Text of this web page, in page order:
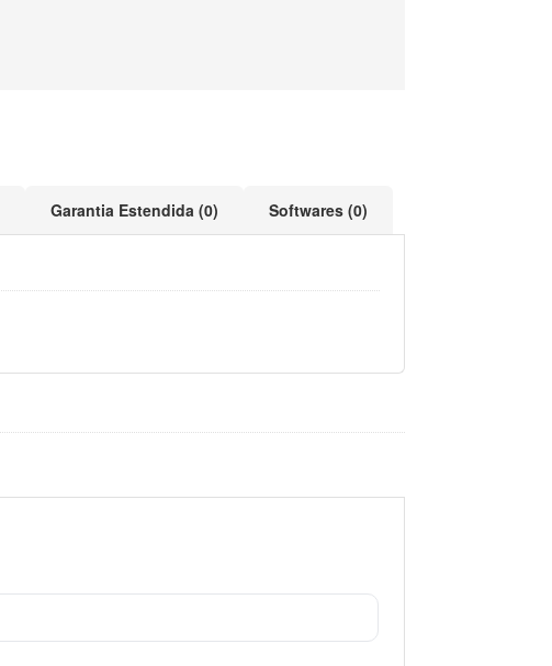
Garantia Estendida (0) Softwares (0)